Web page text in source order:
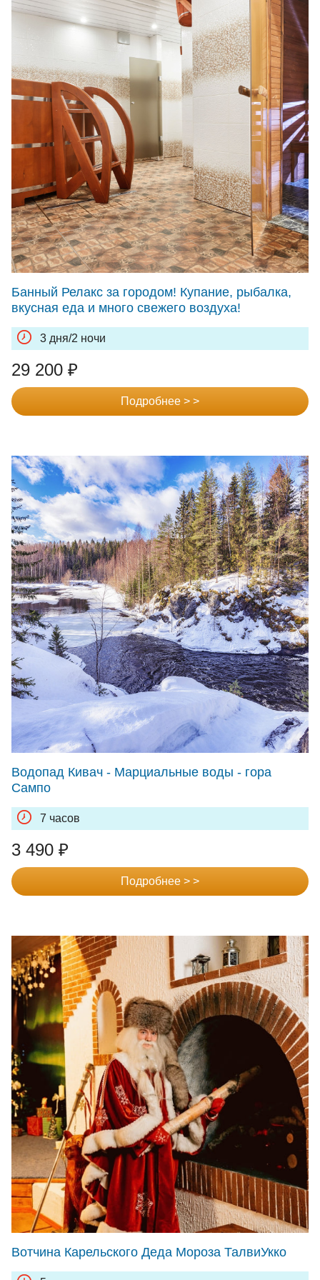
Банный Релакс за городом! Купание, рыбалка,
вкусная еда и много свежего воздуха!
3 дня/2 ночи
29 200 ₽
Подробнее > >
Водопад Кивач - Марциальные воды - гора
Сампо
7 часов
3 490 ₽
Подробнее > >
Вотчина Карельского Деда Мороза ТалвиУкко